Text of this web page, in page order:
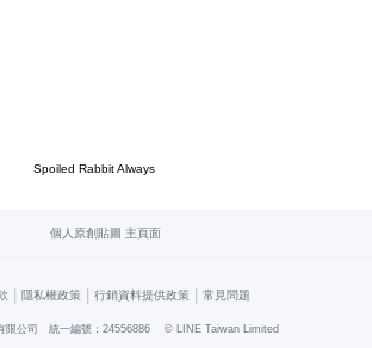
Spoiled Rabbit Always
個人原創貼圖 主頁面
| 隱私權政策 | 行銷資料提供政策 | 常見問題
限公司 統一編號：24556886 © LINE Taiwan Limited